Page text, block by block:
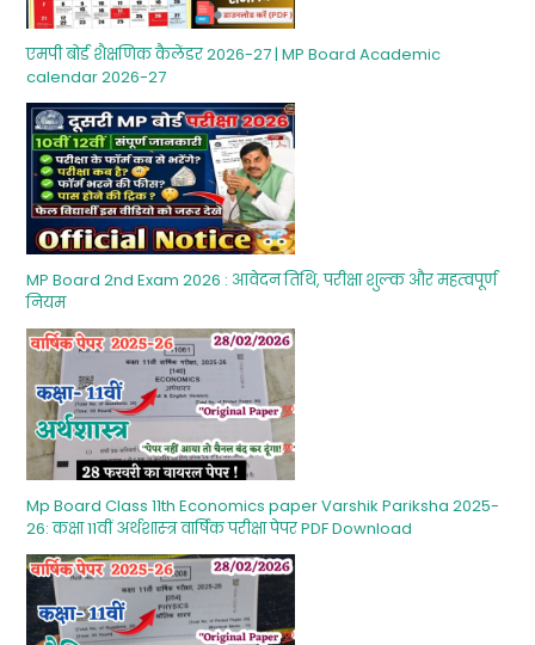
एमपी बोर्ड शैक्षणिक कैलेंडर 2026-27 | MP Board Academic
calendar 2026-27
MP Board 2nd Exam 2026 : आवेदन तिथि, परीक्षा शुल्‍क और महत्‍वपूर्ण
नियम
Mp Board Class 11th Economics paper Varshik Pariksha 2025-
26: कक्षा 11वीं अर्थशास्‍त्र वार्षिक परीक्षा पेपर PDF Download